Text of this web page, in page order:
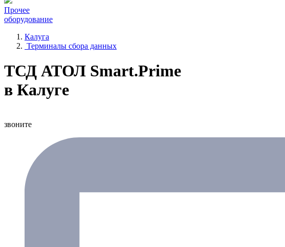
Прочее
оборудование
Калуга
Терминалы сбора данных
ТСД АТОЛ Smart.Prime
в Калуге
звоните